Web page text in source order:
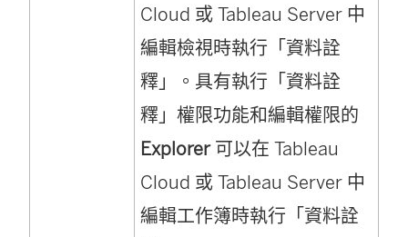
Cloud 或 Tableau Server 中
編輯檢視時執行「資料詮
釋」。具有執行「資料詮
釋」權限功能和編輯權限的
Explorer可以在 Tableau
Cloud 或 Tableau Server 中
編輯工作簿時執行「資料詮